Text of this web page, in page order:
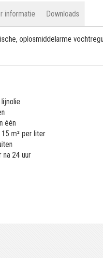
oplosmiddelarme
één
m² per liter
na 24 uur
informatie Downloads